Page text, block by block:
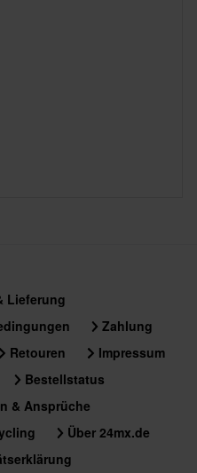
Lieferung
Zahlung
Retouren
Impressum
Bestellstatus
& Ansprüche
Über 24mx.de